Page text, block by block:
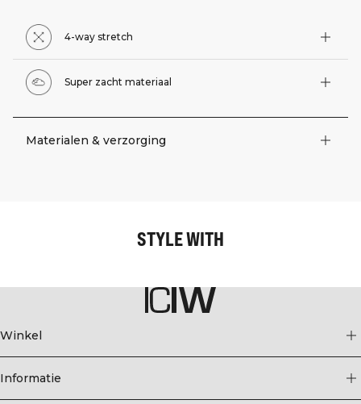
4-way stretch
Super zacht materiaal
Materialen & verzorging
STYLE WITH
Winkel
Informatie